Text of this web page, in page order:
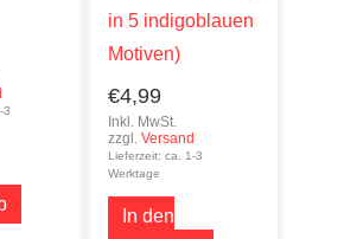
3
in 5 indigoblauen
Motiven)
€4,99
Inkl. MwSt.
zzgl.Versand
Lieferzeit: ca. 1-3
Werktage
In den